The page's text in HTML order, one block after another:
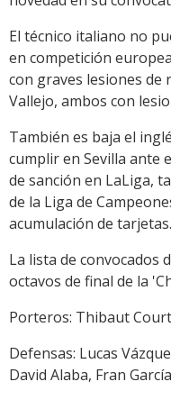
El técnico italiano no
en competición
con graves lesiones de
Vallejo, ambos con
También es baja el
cumplir en Sevilla ante
de sanción en LaLiga,
de la Liga de
acumulación de tarjetas.
La lista de convocados
octavos de final de la
Porteros: Thibaut
Defensas: Lucas
David Alaba, Fran